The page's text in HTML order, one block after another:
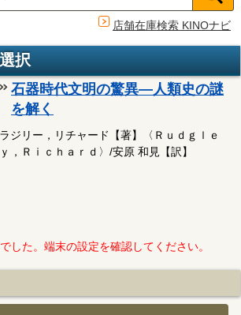
店舗在庫検索 KINOナビ
択
石器時代文明の驚異―人類史の謎
を解く
ラジリー，リチャード【著】〈Ｒｕｄｇｌｅ
ｙ，Ｒｉｃｈａｒｄ〉/安原 和見【訳】
した。端末の設定を確認してください。